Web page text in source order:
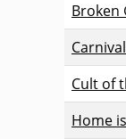
Broken
Cult of
Home